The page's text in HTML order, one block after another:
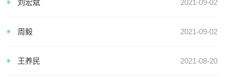
刘宏斌 2021-09-02
周毅 2021-09-02
王养民 2021-08-20